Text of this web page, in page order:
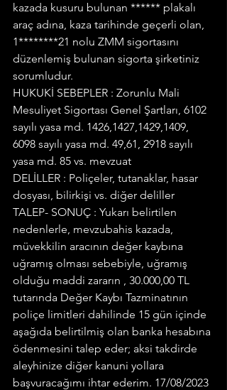
kazada kusuru bulunan ****** plakalı
araç adına, kaza tarihinde geçerli olan,
1********21 nolu ZMM sigortasını
düzenlemiş bulunan sigorta şirketiniz
sorumludur.
HUKUKİ SEBEPLER : Zorunlu Mali
Mesuliyet Sigortası Genel Şartları, 6102
sayılı yasa md. 1426,1427,1429,1409,
6098 sayılı yasa md. 49,61, 2918 sayılı
yasa md. 85 vs. mevzuat
DELİLLER : Poliçeler, tutanaklar, hasar
dosyası, bilirkişi vs. diğer deliller
TALEP- SONUÇ : Yukarı belirtilen
nedenlerle, mevzubahis kazada,
müvekkilin aracının değer kaybına
uğramış olması sebebiyle, uğramış
olduğu maddi zararın , 30.000,00 TL
tutarında Değer Kaybı Tazminatının
poliçe limitleri dahilinde 15 gün içinde
aşağıda belirtilmiş olan banka hesabına
ödenmesini talep eder; aksi takdirde
aleyhinize diğer kanuni yollara
başvuracağımı ihtar ederim. 17/08/2023